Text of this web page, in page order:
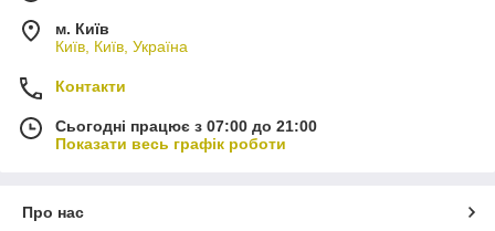
м. Київ
Київ, Київ, Україна
Контакти
Сьогодні працює з 07:00 до 21:00
Показати весь графік роботи
Про нас